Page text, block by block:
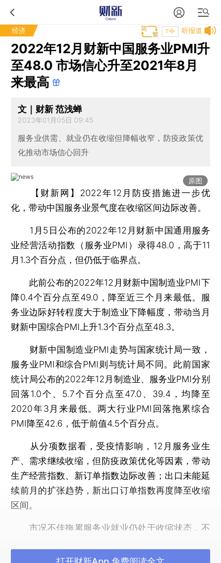
经济 听报道
T中
2022年12月财新中国服务业PMI升
至48.0 市场信心升至2021年8月
来最高
文｜财新 范浅蝉
2023年01月05日 09:45
服务业供需、就业仍在收缩但降幅收窄，防疫政策优
化推动市场信心回升
原图
【财新网】 2022年12月防疫措施进一步优
化，带动中国服务业景气度在收缩区间边际改善。
1月5日公布的2022年12月财新中国通用服务
业经营活动指数（服务业PMI）录得48.0，高于11
月1.3个百分点，但仍低于临界点。
此前公布的2022年12月财新中国制造业PMI下
降0.4个百分点至49.0，降至近三个月来最低。服
务业边际好转程度大于制造业下降幅度，带动当月
财新中国综合PMI上升1.3个百分点至48.3。
财新中国制造业PMI走势与国家统计局一致，
服务业PMI和综合PMI则与统计局不同。此前国家
统计局公布的2022年12月制造业、服务业PMI分别
回落1.0个、5.7个百分点至47.0、39.4，均降至
2020年3月来最低。两大行业PMI回落拖累综合
PMI降至42.6，低于前值4.5个百分点。
从分项数据看，受疫情影响，12月服务业生
产、需求继续收缩，但防疫政策优化等因素，带动
生产经营指数、新订单指数边际改善；出口未能延
续前月的扩张趋势，新出口订单指数再度降至收缩
区间。
市况不佳拖累服务业就业仍处于收缩状态，不
疫情而离职，还有一些企业因效益不佳而减少用